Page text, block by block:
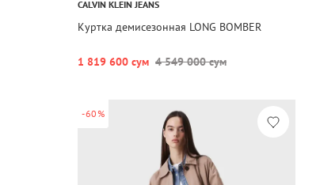
CALVIN KLEIN JEANS
Куртка демисезонная LONG BOMBER
1 819 600 сум 4 549 000 сум
-60%